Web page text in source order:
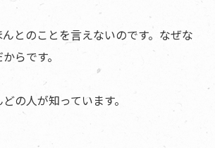
とのことを言えないのです。なぜな
らです。
の人が知っています。